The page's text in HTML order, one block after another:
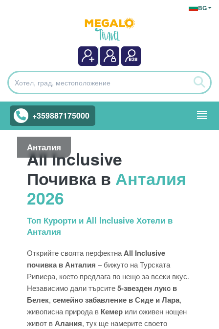
+359887175000
BG
Анталия
All Inclusive
Почивка в Анталия
2026
Топ Курорти и All Inclusive Хотели в
Анталия
Открийте своята перфектнаAll Inclusive
почивка в Анталия – бижуто на Турската
Ривиера, което предлага по нещо за всеки вкус.
Независимо дали търсите5-звезден лукс в
Белек, семейно забавление в Сиде и Лара,
живописна природа в Кемер или оживен нощен
живот вАлания, тук ще намерите своето